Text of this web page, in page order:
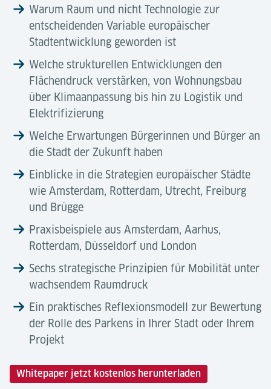
Warum Raum und nicht Technologie zur
entscheidenden Variable europäischer
Stadtentwicklung geworden ist
Welche strukturellen Entwicklungen den
Flächendruck verstärken, von Wohnungsbau
über Klimaanpassung bis hin zu Logistik und
Elektrifizierung
Welche Erwartungen Bürgerinnen und Bürger an
die Stadt der Zukunft haben
Einblicke in die Strategien europäischer Städte
wie Amsterdam, Rotterdam, Utrecht, Freiburg
und Brügge
Praxisbeispiele aus Amsterdam, Aarhus,
Rotterdam, Düsseldorf und London
Sechs strategische Prinzipien für Mobilität unter
wachsendem Raumdruck
Ein praktisches Reflexionsmodell zur Bewertung
der Rolle des Parkens in Ihrer Stadt oder Ihrem
Projekt
Whitepaper jetzt kostenlos herunterladen